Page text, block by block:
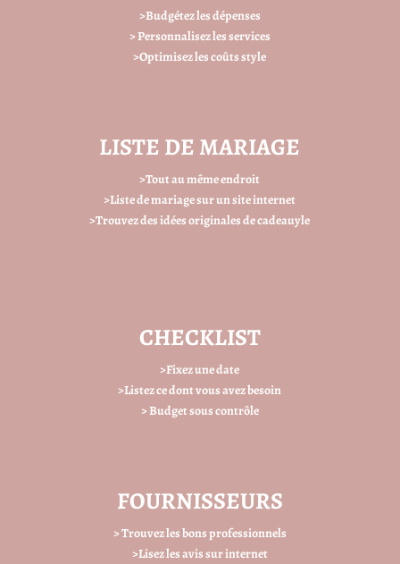
>Budgétez les dépenses
> Personnalisez les services
>Optimisez les coûts style
LISTE DE MARIAGE
>Tout au même endroit
>Liste de mariage sur un site internet
>Trouvez des idées originales de cadeauyle
CHECKLIST
>Fixez une date
>Listez ce dont vous avez besoin
> Budget sous contrôle
FOURNISSEURS
> Trouvez les bons professionnels
>Lisez les avis sur internet